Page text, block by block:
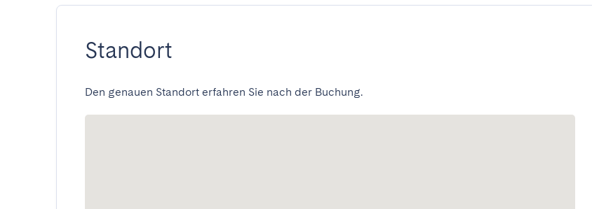
Standort
Den genauen Standort erfahren Sie nach der Buchung.